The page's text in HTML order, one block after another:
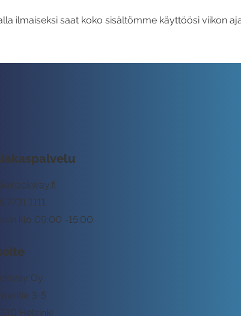
ilmaiseksi saat koko sisältömme käyttöösi viikon
klo 09:00 -15:00
7731 1111
Oy
3-5
Helsinki